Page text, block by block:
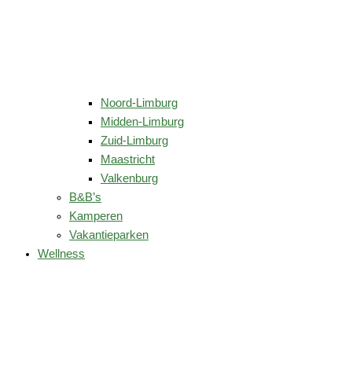
Noord-Limburg
Midden-Limburg
Zuid-Limburg
Maastricht
Valkenburg
B&B’s
Kamperen
Vakantieparken
Wellness